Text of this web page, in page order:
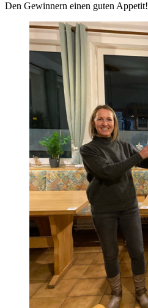
Den Gewinnern einen guten Appetit!